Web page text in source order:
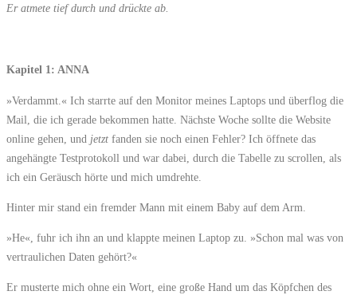
Er atmete tief durch und drückte ab.
Kapitel 1: ANNA
»Verdammt.« Ich starrte auf den Monitor meines Laptops und überflog die
Mail, die ich gerade bekommen hatte. Nächste Woche sollte die Website
online gehen, und jetzt fanden sie noch einen Fehler? Ich öffnete das
angehängte Testprotokoll und war dabei, durch die Tabelle zu scrollen, als
ich ein Geräusch hörte und mich umdrehte.
Hinter mir stand ein fremder Mann mit einem Baby auf dem Arm.
»He«, fuhr ich ihn an und klappte meinen Laptop zu. »Schon mal was von
vertraulichen Daten gehört?«
Er musterte mich ohne ein Wort, eine große Hand um das Köpfchen des